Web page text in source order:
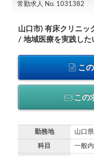
常勤求人 No. 1031382
山口市) 有床クリニッ
/ 地域医療を実践した
こ
この
勤務地 山口県
科目 一般